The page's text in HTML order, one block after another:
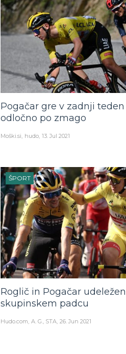
Pogačar gre v zadnji teden
odločno po zmago
Moški.si hudo 13. Jul 2021
ŠPORT
Roglič in Pogačar
skupinskem padcu
Hudo.com A. G., STA 26. Jun 2021